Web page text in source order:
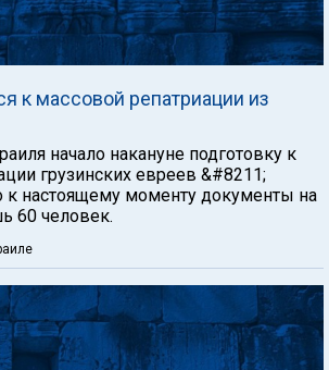
к массовой репатриации из
начало накануне подготовку к
грузинских евреев &#8211;
к настоящему моменту документы на
60 человек.